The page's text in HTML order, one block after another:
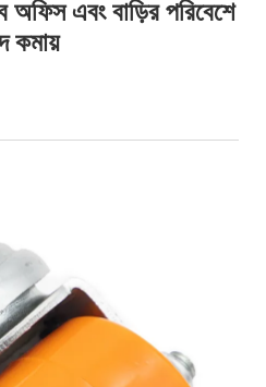
অফিস এবং বাড়ির পরিবেশে
কমায়